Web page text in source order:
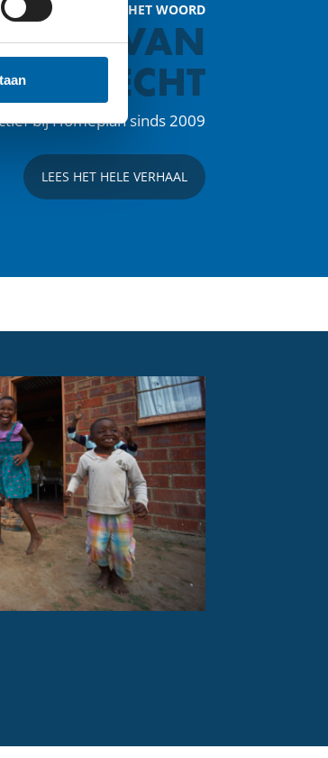
VRIJWILLIGERS AAN HET WOORD
VAN
ECHT
bij Homeplan sinds 2009
LEES HET HELE VERHAAL